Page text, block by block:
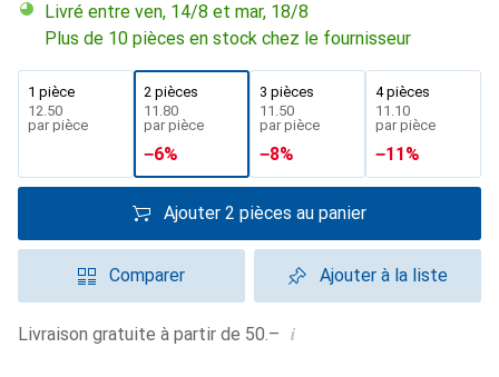
Livré entre ven, 14/8 et mar, 18/8
Plus de 10 pièces en stock chez le fournisseur
1 pièce
CHF
12.50
par pièce
2 pièces
CHF
11.80
par pièce
−6%
3 pièces
CHF
11.50
par pièce
−8%
4 pièces
CHF
11.10
par pièce
−11%
Ajouter 2 pièces au panier
Comparer Ajouter à la liste
Livraison gratuite à partir de 50.– i